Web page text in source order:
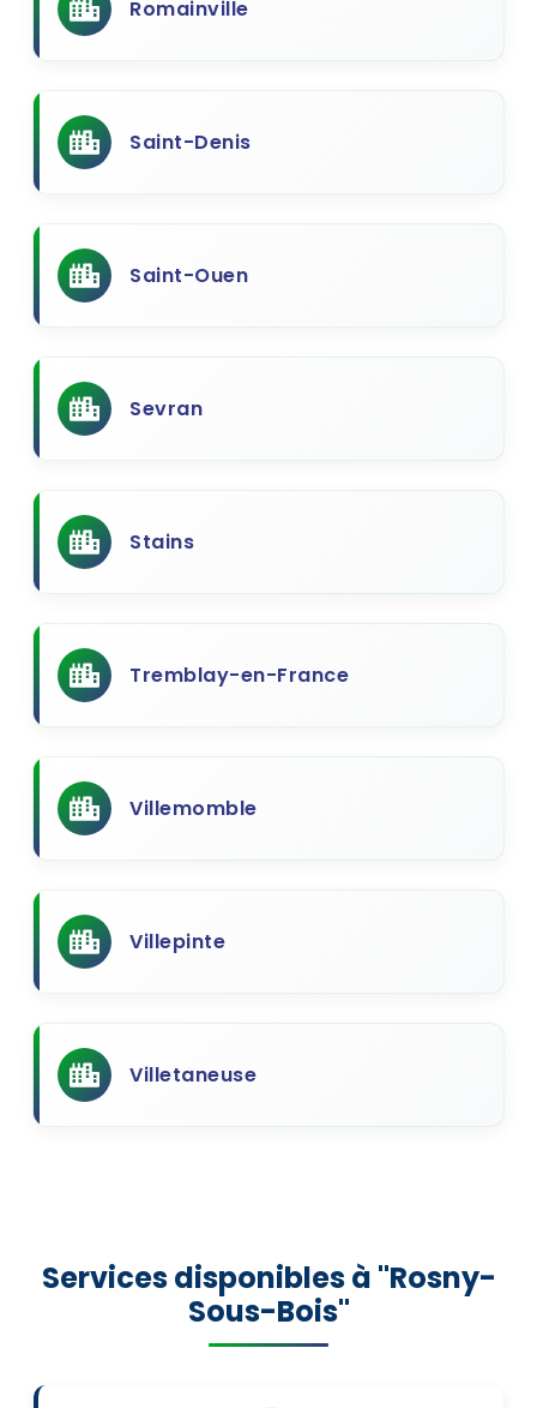
Romainville
Saint-Denis
Saint-Ouen
Sevran
Stains
Tremblay-en-France
Villemomble
Villepinte
Villetaneuse
Services disponibles à "Rosny-
Sous-Bois"